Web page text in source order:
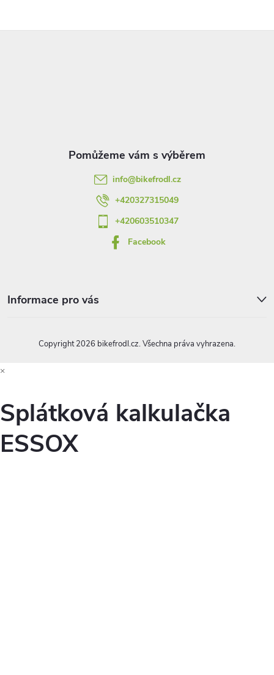
y
i
s
u
info@bikefrodl.cz
+420327315049
+420603510347
Facebook
Informace pro vás
Copyright 2026 bikefrodl.cz. Všechna práva vyhrazena.
×
Splátková kalkulačka
ESSOX